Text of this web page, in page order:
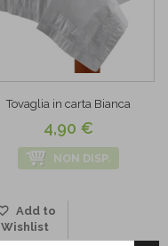
Tovaglia in carta Bianca
4,90 €
NON DISP.
Add to
Wishlist